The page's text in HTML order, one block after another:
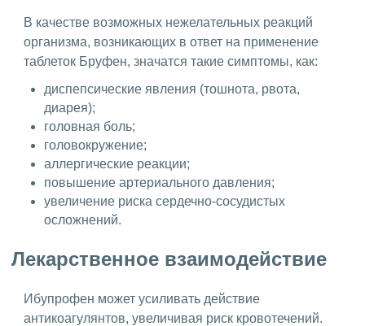
В качестве возможных нежелательных реакций
организма, возникающих в ответ на применение
таблеток Бруфен, значатся такие симптомы, как:
диспепсические явления (тошнота, рвота,
диарея);
головная боль;
головокружение;
аллергические реакции;
повышение артериального давления;
увеличение риска сердечно-сосудистых
осложнений.
Лекарственное взаимодействие
Ибупрофен может усиливать действие
антикоагулянтов, увеличивая риск кровотечений.